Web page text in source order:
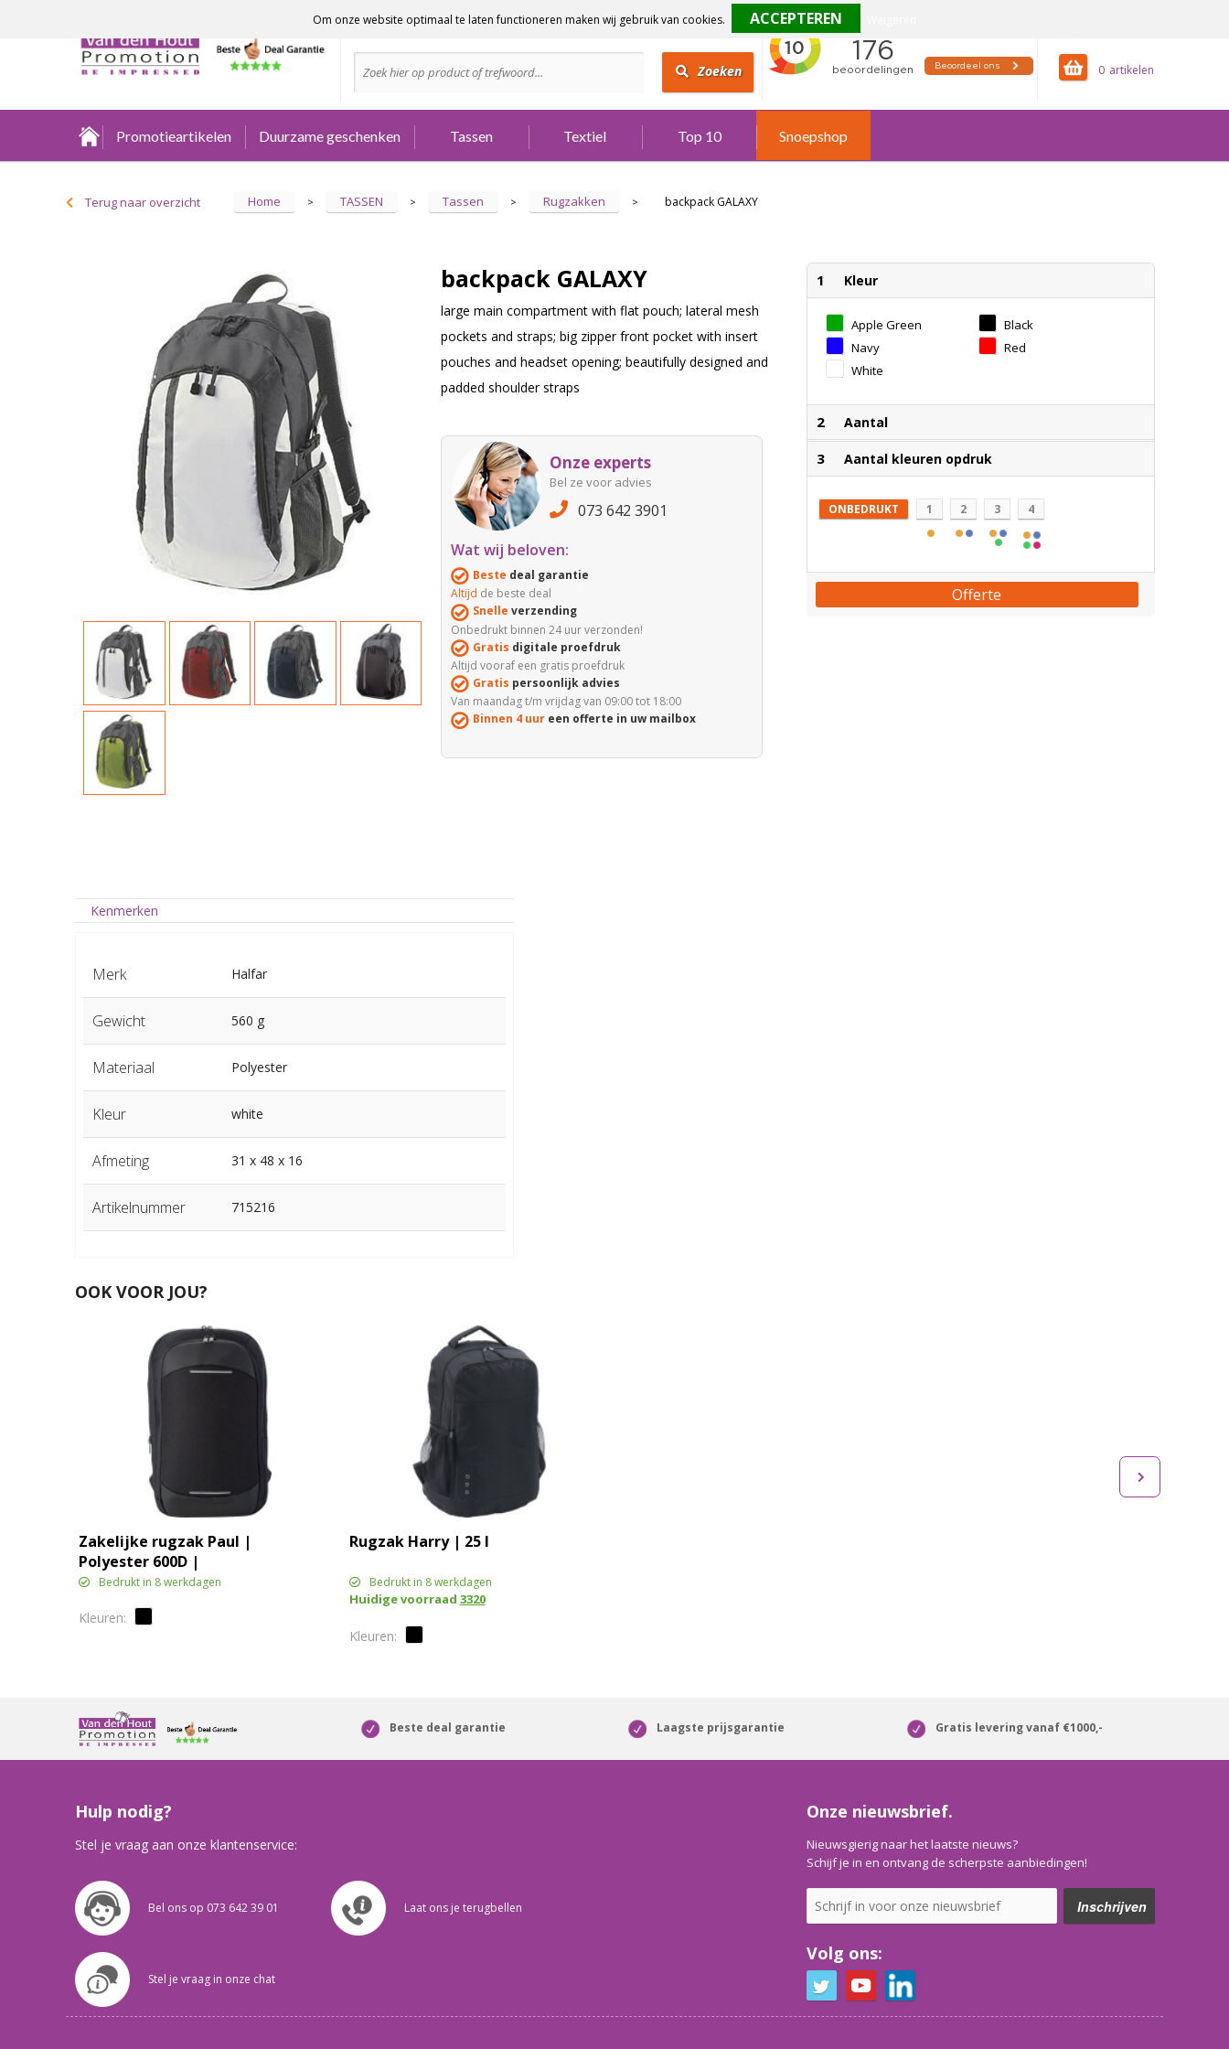
0
Advies nodig?
Zoeken
Promotieartikelen Duurzame geschenken Tassen Textiel Top 10 Snoepshop
Terug naar overzicht Home > TASSEN > Tassen > Rugzakken > backpack GALAXY
backpack GALAXY
large main compartment with flat pouch; lateral mesh
pockets and straps; big zipper front pocket with insert
pouches and headset opening; beautifully designed and
padded shoulder straps
Onze experts
Bel ze voor advies
073 642 3901
Wat wij beloven:
Beste deal garantie
Altijd de beste deal
Snelle verzending
Onbedrukt binnen 24 uur verzonden!
Gratis digitale proefdruk
Altijd vooraf een gratis proefdruk
Gratis persoonlijk advies
Van maandag t/m vrijdag van 09:00 tot 18:00
Binnen 4 uureen offerte in uw mailbox
1 Kleur
Apple Green
Black
Navy
Red
White
2 Aantal
3 Aantal kleuren opdruk
ONBEDRUKT 1 2 3 4
Offerte
Kenmerken
Merk Halfar
Gewicht 560 g
Materiaal Polyester
Kleur white
Afmeting 31 x 48 x 16
Artikelnummer 715216
OOK VOOR JOU?
Zakelijke rugzak Paul |
Polyester 600D |
Uitbreidbaar | 22 l
Bedrukt in 8 werkdagen
Rugzak Harry | 25 l
Bedrukt in 8 werkdagen
Huidige voorraad 3320
Beste deal garantie Laagste prijsgarantie Gratis levering vanaf €1000,-
Hulp nodig?
Stel je vraag aan onze klantenservice:
Bel ons op 073 642 39 01 Laat ons je terugbellen
Stel je vraag in onze chat
Onze nieuwsbrief.
Nieuwsgierig naar het laatste nieuws?
Schijf je in en ontvang de scherpste aanbiedingen!
Volg ons:
Om onze website optimaal te laten functioneren maken wij gebruik van cookies.